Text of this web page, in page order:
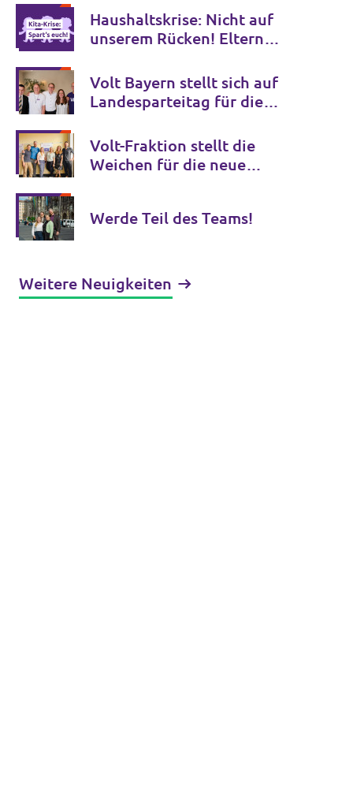
Haushaltskrise: Nicht auf
unserem Rücken! Eltern
Kitas
Volt Bayern stellt sich auf
Landesparteitag für die
Volt-Fraktion stellt die
Weichen für die neue
Werde Teil des Teams!
Weitere Neuigkeiten